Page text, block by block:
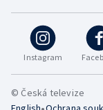
Instagram
© Česká televize